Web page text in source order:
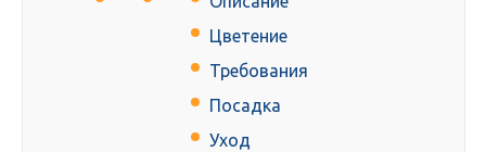
Цветение
Требования
Посадка
Уход